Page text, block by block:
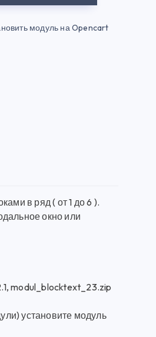
модуль на Opencart
в ряд ( от 1 до 6 ).
окно или
modul_blocktext_23.zip
установите модуль